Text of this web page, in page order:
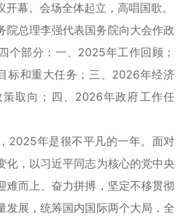
幕。会场全体起立，高唱国歌。
院总理李强代表国务院向大会作政
个部分：一、2025年工作回顾；
标和重大任务；三、2026年经济
取向；四、2026年政府工作任
2025年是很不平凡的一年。面对
化，以习近平同志为核心的党中央
难而上、奋力拼搏，坚定不移贯彻
发展，统筹国内国际两个大局，全